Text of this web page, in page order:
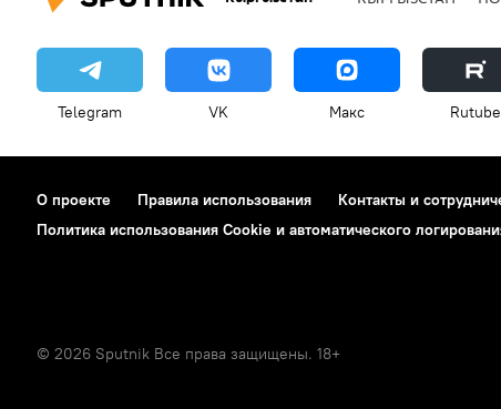
Telegram VK Макс Rutube
О проекте Правила использования Контакты и
Политика использования Cookie и автоматического
© 2026 Sputnik Все права защищены. 18+